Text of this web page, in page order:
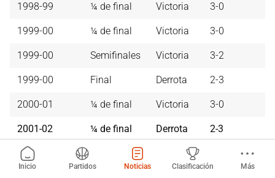
1998-99 ¼ de final Victoria 3-0
1999-00 ¼ de final Victoria 3-0
1999-00 Semifinales Victoria 3-2
1999-00 Final Derrota 2-3
2000-01 ¼ de final Victoria 3-0
2001-02 ¼ de final Derrota 2-3
2003-04 Derrota
Inicio Partidos Noticias Clasificación Más